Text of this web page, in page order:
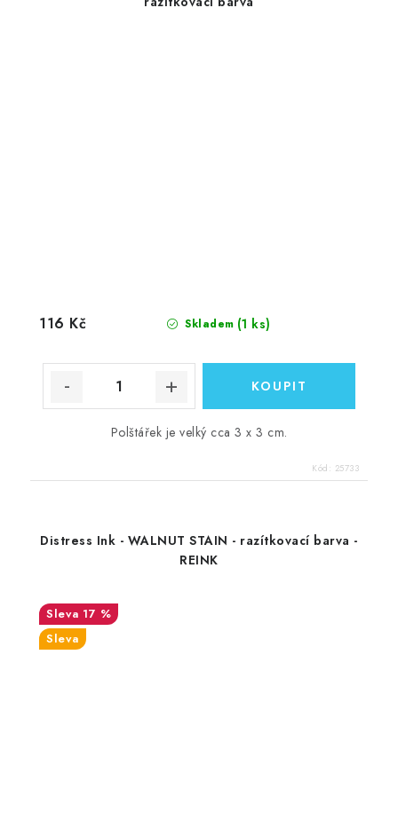
Skladem (1 ks)
116 Kč
Polštářek je velký cca 3 x 3 cm.
Kód: 25733
Distress Ink - WALNUT STAIN - razítkovací barva -
REINK
17 %
Sleva